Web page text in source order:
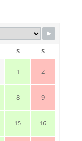
S S
1 2
8 9
15 16